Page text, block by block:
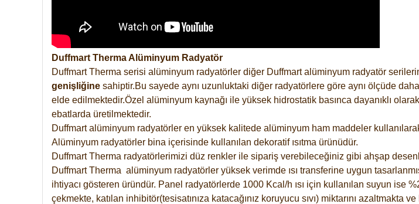
Duffmart Therma Alüminyum Radyatör
Duffmart Therma serisi alüminyum radyatörler diğer Duffmart alüminyum radyatör
genişliğine sahiptir.Bu sayede aynı uzunluktaki diğer radyatörlere göre aynı ölçüde
elde edilmektedir.Özel alüminyum kaynağı ile yüksek hidrostatik basınca dayanıklı
ebatlarda üretilmektedir.
Duffmart alüminyum radyatörler en yüksek kalitede alüminyum ham maddeler
Alüminyum radyatörler bina içerisinde kullanılan dekoratif ısıtma ürünüdür.
Duffmart Therma radyatörlerimizi düz renkler ile sipariş verebileceğiniz gibi ahşap
Duffmart Therma alüminyum radyatörler yüksek verimde ısı transferine uygun
ihtiyacı gösteren üründür. Panel radyatörlerde 1000 Kcal/h ısı için kullanılan suyun ise
çekmekte, katılan inhibitör(tesisatınıza katacağınız koruyucu sıvı) miktarını